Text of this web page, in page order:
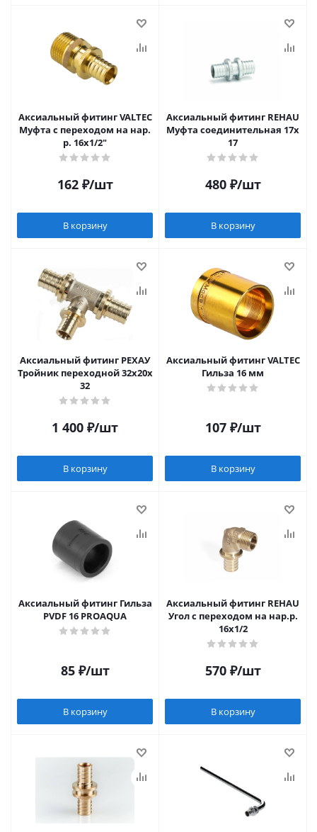
Аксиальный фитинг VALTEC
Муфта с переходом на нар.
р. 16х1/2"
162₽/шт
В корзину
Аксиальный фитинг REHAU
Муфта соединительная 17х
17
480₽/шт
В корзину
Аксиальный фитинг РЕХАУ
Тройник переходной 32х20х
32
1 400 ₽/шт
В корзину
Аксиальный фитинг VALTEC
Гильза 16 мм
107₽/шт
В корзину
Аксиальный фитинг Гильза
PVDF 16 PROAQUA
85₽/шт
В корзину
Аксиальный фитинг REHAU
Угол с переходом на нар.р.
16х1/2
570₽/шт
В корзину